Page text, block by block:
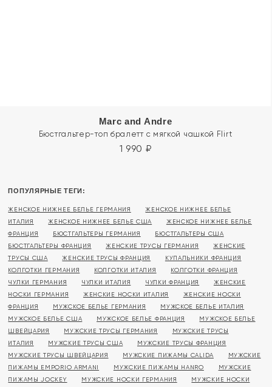
Marc and Andre
Бюстгальтер-топ бралетт с мягкой чашкой Flirt
1 990 ₽
ПОПУЛЯРНЫЕ ТЕГИ:
ЖЕНСКОЕ НИЖНЕЕ БЕЛЬЕ ГЕРМАНИЯ
ЖЕНСКОЕ НИЖНЕЕ БЕЛЬЕ
ИТАЛИЯ
ЖЕНСКОЕ НИЖНЕЕ БЕЛЬЕ США
ЖЕНСКОЕ НИЖНЕЕ БЕЛЬЕ
ФРАНЦИЯ
БЮСТГАЛЬТЕРЫ ГЕРМАНИЯ
БЮСТГАЛЬТЕРЫ США
БЮСТГАЛЬТЕРЫ ФРАНЦИЯ
ЖЕНСКИЕ ТРУСЫ ГЕРМАНИЯ
ЖЕНСКИЕ
ТРУСЫ США
ЖЕНСКИЕ ТРУСЫ ФРАНЦИЯ
КУПАЛЬНИКИ ФРАНЦИЯ
КОЛГОТКИ ГЕРМАНИЯ
КОЛГОТКИ ИТАЛИЯ
КОЛГОТКИ ФРАНЦИЯ
ЧУЛКИ ГЕРМАНИЯ
ЧУЛКИ ИТАЛИЯ ЧУЛКИ ФРАНЦИЯ
ЖЕНСКИЕ
НОСКИ ГЕРМАНИЯ
ЖЕНСКИЕ НОСКИ ИТАЛИЯ
ЖЕНСКИЕ НОСКИ
ФРАНЦИЯ
МУЖСКОЕ БЕЛЬЕ ГЕРМАНИЯ
МУЖСКОЕ БЕЛЬЕ ИТАЛИЯ
МУЖСКОЕ БЕЛЬЕ США
МУЖСКОЕ БЕЛЬЕ ФРАНЦИЯ
МУЖСКОЕ БЕЛЬЕ
ШВЕЙЦАРИЯ
МУЖСКИЕ ТРУСЫ ГЕРМАНИЯ
МУЖСКИЕ ТРУСЫ
ИТАЛИЯ
МУЖСКИЕ ТРУСЫ США
МУЖСКИЕ ТРУСЫ ФРАНЦИЯ
МУЖСКИЕ ТРУСЫ ШВЕЙЦАРИЯ
МУЖСКИЕ ПИЖАМЫ CALIDA
МУЖСКИЕ
ПИЖАМЫ EMPORIO ARMANI
МУЖСКИЕ ПИЖАМЫ HANRO
МУЖСКИЕ
ПИЖАМЫ JOCKEY
МУЖСКИЕ НОСКИ ГЕРМАНИЯ
МУЖСКИЕ НОСКИ